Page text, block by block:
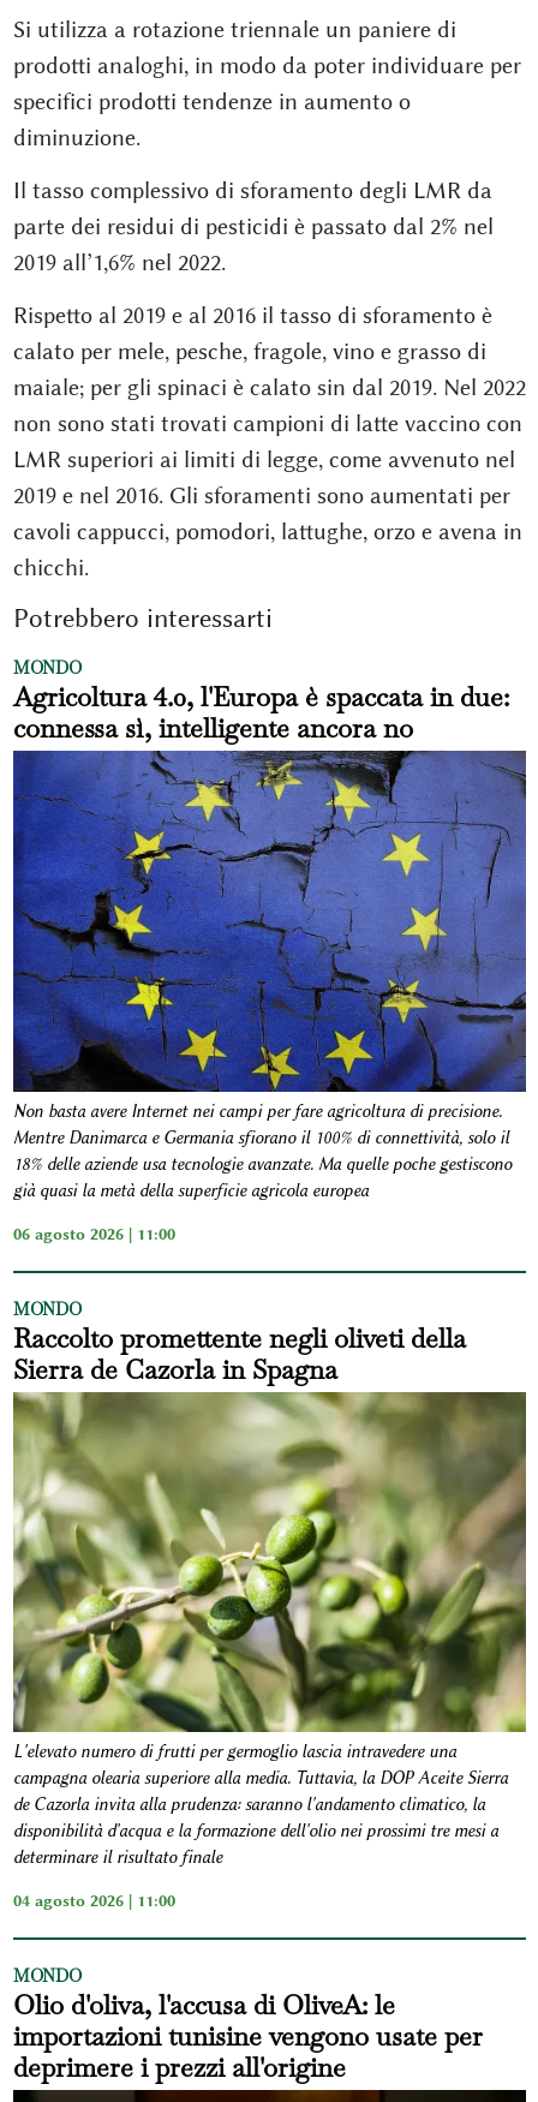
Si utilizza a rotazione triennale un paniere di
prodotti analoghi, in modo da poter individuare per
specifici prodotti tendenze in aumento o
diminuzione.
Il tasso complessivo di sforamento degli LMR da
parte dei residui di pesticidi è passato dal 2% nel
2019 all’1,6% nel 2022.
Rispetto al 2019 e al 2016 il tasso di sforamento è
calato per mele, pesche, fragole, vino e grasso di
maiale; per gli spinaci è calato sin dal 2019. Nel 2022
non sono stati trovati campioni di latte vaccino con
LMR superiori ai limiti di legge, come avvenuto nel
2019 e nel 2016. Gli sforamenti sono aumentati per
cavoli cappucci, pomodori, lattughe, orzo e avena in
chicchi.
Potrebbero interessarti
MONDO
Agricoltura 4.0, l'Europa è spaccata in due:
connessa sì, intelligente ancora no
Non basta avere Internet nei campi per fare agricoltura di precisione.
Mentre Danimarca e Germania sfiorano il 100% di connettività, solo il
18% delle aziende usa tecnologie avanzate. Ma quelle poche gestiscono
già quasi la metà della superficie agricola europea
06 agosto 2026 | 11:00
MONDO
Raccolto promettente negli oliveti della
Sierra de Cazorla in Spagna
L'elevato numero di frutti per germoglio lascia intravedere una
campagna olearia superiore alla media. Tuttavia, la DOP Aceite Sierra
de Cazorla invita alla prudenza: saranno l'andamento climatico, la
disponibilità d'acqua e la formazione dell'olio nei prossimi tre mesi a
determinare il risultato finale
04 agosto 2026 | 11:00
MONDO
Olio d'oliva, l'accusa di OliveA: le
importazioni tunisine vengono usate per
deprimere i prezzi all'origine